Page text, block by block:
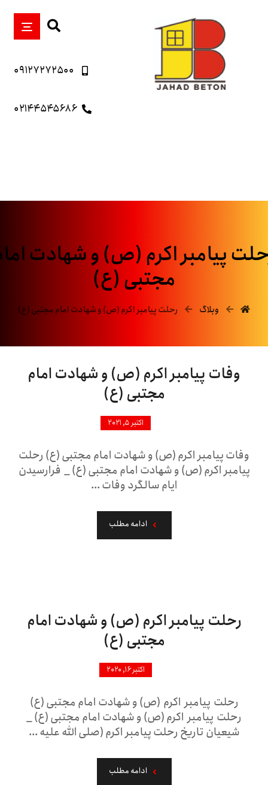
۰۹۱۲۷۲۷۲۵۰۰
۰۲۱۴۴۵۴۵۶۸۶
پیامبر اکرم (ص) و شهادت
مجتبی (ع)
وبلاگ رحلت پیامبر اکرم (ص) و شهادت امام مجتبی (ع)
وفات پیامبر اکرم (ص) و شهادت امام
مجتبی (ع)
اکتبر ۵, ۲۰۲۱
وفات پیامبر اکرم (ص) و شهادت امام مجتبی (ع) رحلت
پیامبر اکرم (ص) و شهادت امام مجتبی (ع) _ فرارسیدن
ایام سالگرد وفات ...
ادامه مطلب
رحلت پیامبر اکرم (ص) و شهادت امام
مجتبی (ع)
اکتبر ۱۶, ۲۰۲۰
رحلت پیامبر اکرم (ص) و شهادت امام مجتبی (ع)
رحلت پیامبر اکرم (ص) و شهادت امام مجتبی (ع) _
شیعیان تاریخ رحلت پیامبر اکرم (صلی الله علیه ...
ادامه مطلب